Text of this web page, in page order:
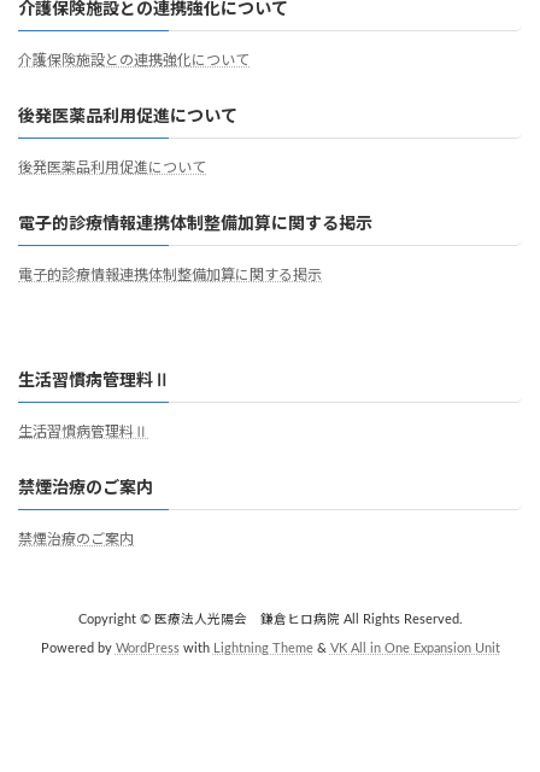
介護保険施設との連携強化について
介護保険施設との連携強化について
後発医薬品利用促進について
後発医薬品利用促進について
電子的診療情報連携体制整備加算に関する掲示
電子的診療情報連携体制整備加算に関する掲示
生活習慣病管理料Ⅱ
生活習慣病管理料Ⅱ
禁煙治療のご案内
禁煙治療のご案内
Copyright © 医療法人光陽会 鎌倉ヒロ病院 All Rights Reserved.
Powered by WordPresswith Lightning Theme& VK All in One Expansion Unit